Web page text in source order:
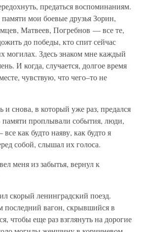
предаться воспоминаниям.
мои боевые друзья Зорин,
Матвеев, Погребнов — все те,
до победы, кто спит сейчас
могилах. Здесь знаком мне каждый
И когда, случается, долгое время
чувствую, что чего–то не
и снова, в который уже раз, предался
проплывали события, люди,
как будто наяву, как будто я
собой, слышал их голоса.
меня из забытья, вернул к
скорый ленинградский поезд.
последний вагон, скрывшийся в
чтобы еще раз взглянуть на дорогие